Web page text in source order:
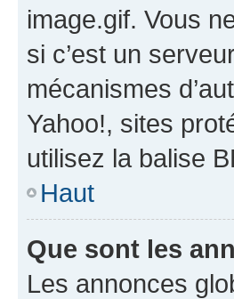
image.gif. Vous
si c’est un
mécanismes
Yahoo!, sites
utilisez la balise
Haut
Que sont les
Les annonces